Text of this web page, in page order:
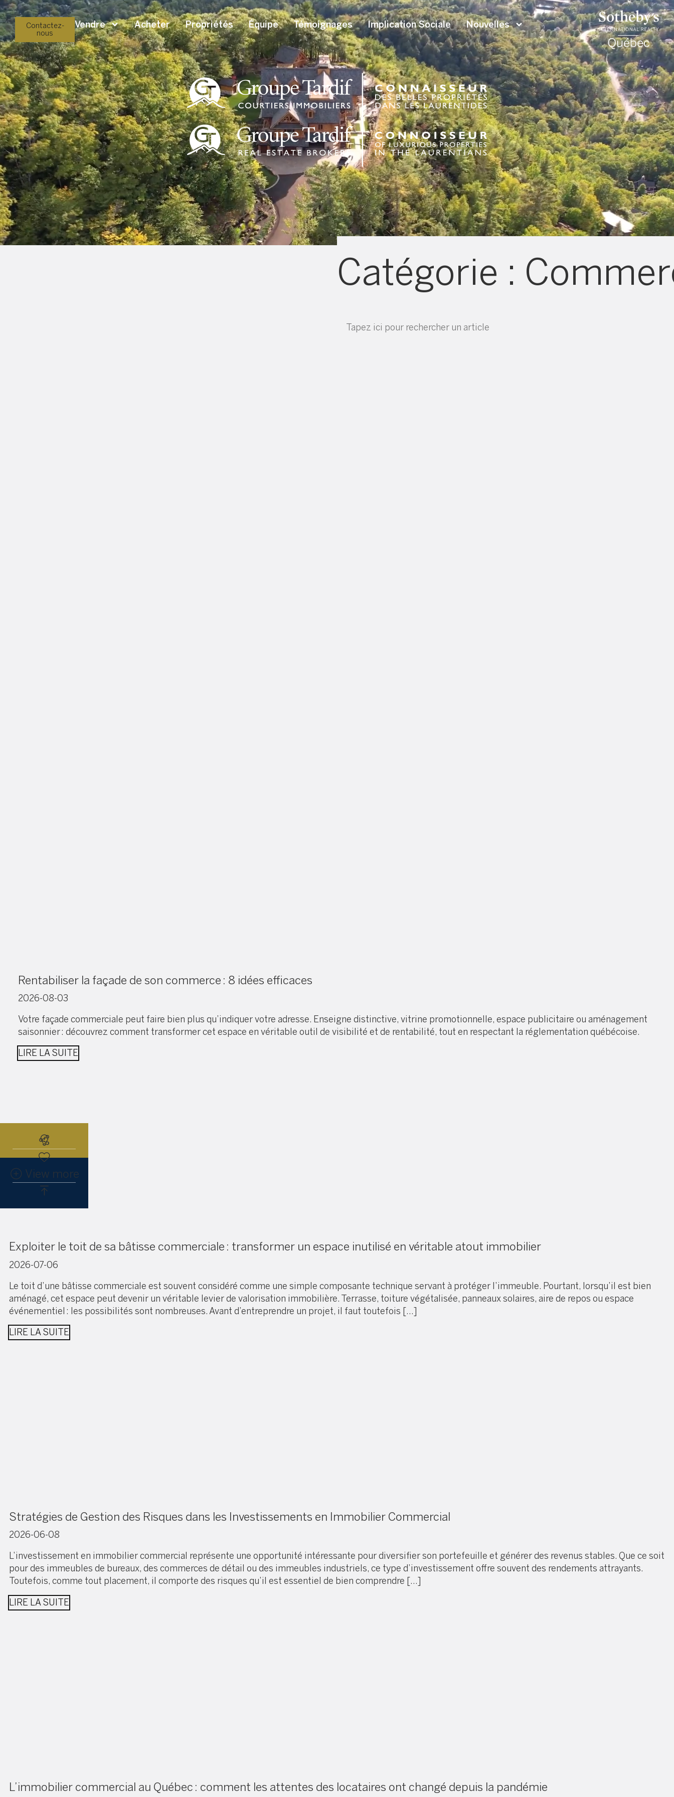
Contactez-
nous
Vendre Acheter Propriétés Équipe Témoignages Implication Sociale Nouvelles
Catégorie :
Rentabiliser la façade de son commerce : 8 idées efficaces
2026-08-03
Votre façade commerciale peut faire bien plus qu’indiquer votre adresse. Enseigne distinctive, vitrine promotionnelle, espace publicitaire ou aménagement
saisonnier : découvrez comment transformer cet espace en véritable outil de visibilité et de rentabilité, tout en respectant la réglementation québécoise.
LIRE LA SUITE
Exploiter le toit de sa bâtisse commerciale : transformer un espace inutilisé en véritable atout immobilier
2026-07-06
Le toit d’une bâtisse commerciale est souvent considéré comme une simple composante technique servant à protéger l’immeuble. Pourtant, lorsqu’il est bien
aménagé, cet espace peut devenir un véritable levier de valorisation immobilière. Terrasse, toiture végétalisée, panneaux solaires, aire de repos ou espace
événementiel : les possibilités sont nombreuses. Avant d’entreprendre un projet, il faut toutefois […]
LIRE LA SUITE
Stratégies de Gestion des Risques dans les Investissements en Immobilier Commercial
2026-06-08
L’investissement en immobilier commercial représente une opportunité intéressante pour diversifier son portefeuille et générer des revenus stables. Que ce soit
pour des immeubles de bureaux, des commerces de détail ou des immeubles industriels, ce type d’investissement offre souvent des rendements attrayants.
Toutefois, comme tout placement, il comporte des risques qu’il est essentiel de bien comprendre […]
LIRE LA SUITE
L’immobilier commercial au Québec : comment les attentes des locataires ont changé depuis la pandémie
View more